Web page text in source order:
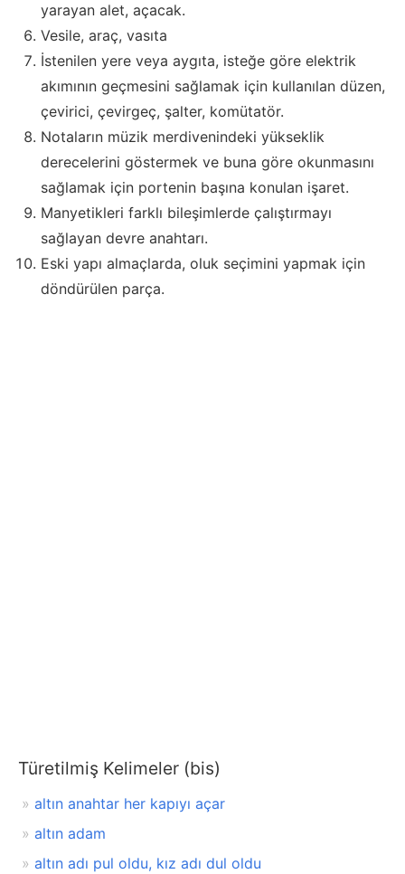
yarayan alet, açacak.
Vesile, araç, vasıta
İstenilen yere veya aygıta, isteğe göre elektrik
akımının geçmesini sağlamak için kullanılan düzen,
çevirici, çevirgeç, şalter, komütatör.
Notaların müzik merdivenindeki yükseklik
derecelerini göstermek ve buna göre okunmasını
sağlamak için portenin başına konulan işaret.
Manyetikleri farklı bileşimlerde çalıştırmayı
sağlayan devre anahtarı.
Eski yapı almaçlarda, oluk seçimini yapmak için
döndürülen parça.
Türetilmiş Kelimeler (bis)
altın anahtar her kapıyı açar
altın adam
altın adı pul oldu, kız adı dul oldu